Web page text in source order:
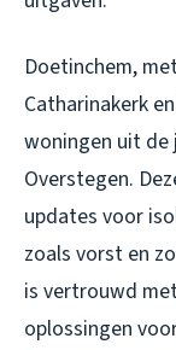
Doetinchem,
Catharinakerk
woningen uit de
Overstegen.
updates voor
zoals vorst en
is vertrouwd
oplossingen